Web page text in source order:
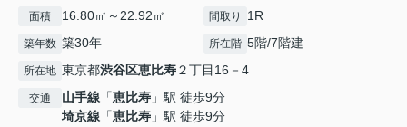
面積 16.80㎡～22.92㎡ 間取り 1R
築年数 築30年 所在階 5階/7階建
所在地 東京都渋谷区恵比寿２丁目16－4
交通 山手線 「恵比寿 」駅 徒歩9分
埼京線 「恵比寿 」駅 徒歩9分